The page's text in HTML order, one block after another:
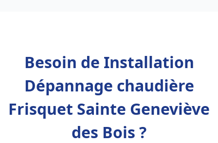
Besoin de Installation
Dépannage chaudière
Frisquet Sainte Geneviève
des Bois ?